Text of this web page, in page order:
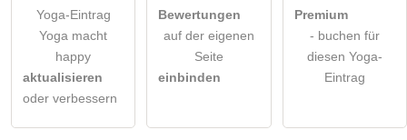
Yoga-Eintrag
Yoga macht
happy
aktualisieren
oder verbessern
Bewertungen
auf der eigenen
Seite
einbinden
Premium
- buchen für
diesen Yoga-
Eintrag